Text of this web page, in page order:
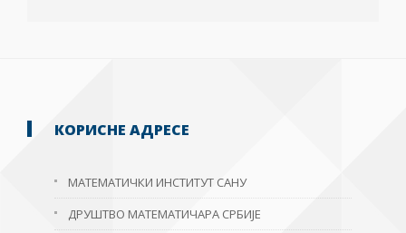
КОРИСНЕ АДРЕСЕ
МАТЕМАТИЧКИ ИНСТИТУТ САНУ
ДРУШТВО МАТЕМАТИЧАРА СРБИЈЕ